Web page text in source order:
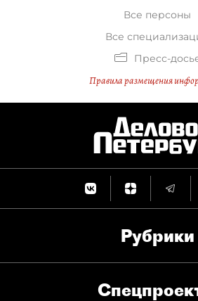
Все персоны
Все
Пресс-
Правила размещения
Рубрики